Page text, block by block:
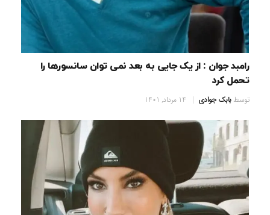
رامبد جوان : از یک جایی به بعد نمی توان سانسورها را
تحمل کرد
توسطبابک جوادی 14 مرداد, 1401